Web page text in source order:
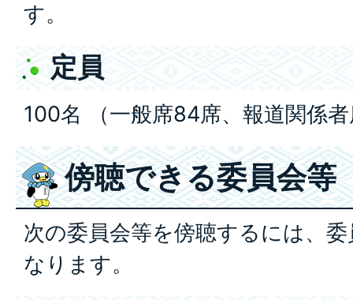
す。
定員
100名 （一般席84席、報道関係
傍聴できる委員会等
次の委員会等を傍聴するには、
なります。